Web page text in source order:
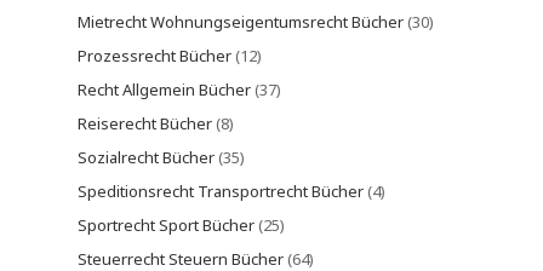
Mietrecht Wohnungseigentumsrecht Bücher(30)
Prozessrecht Bücher(12)
Recht Allgemein Bücher(37)
Reiserecht Bücher(8)
Sozialrecht Bücher(35)
Speditionsrecht Transportrecht Bücher(4)
Sportrecht Sport Bücher(25)
Steuerrecht Steuern Bücher(64)